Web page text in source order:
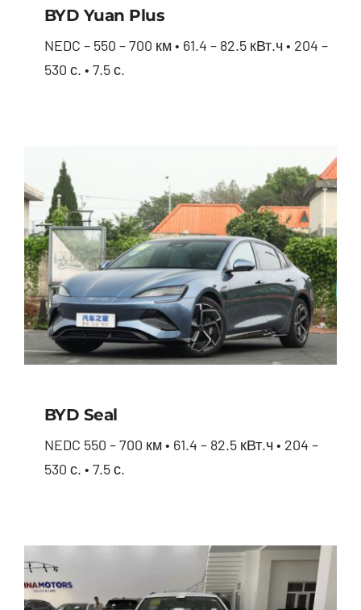
BYD Yuan Plus
NEDC – 550 – 700 км • 61.4 – 82.5 кВт.ч • 204 –
530 с. • 7.5 с.
BYD Seal
NEDC 550 – 700 км • 61.4 – 82.5 кВт.ч • 204 –
530 с. • 7.5 с.